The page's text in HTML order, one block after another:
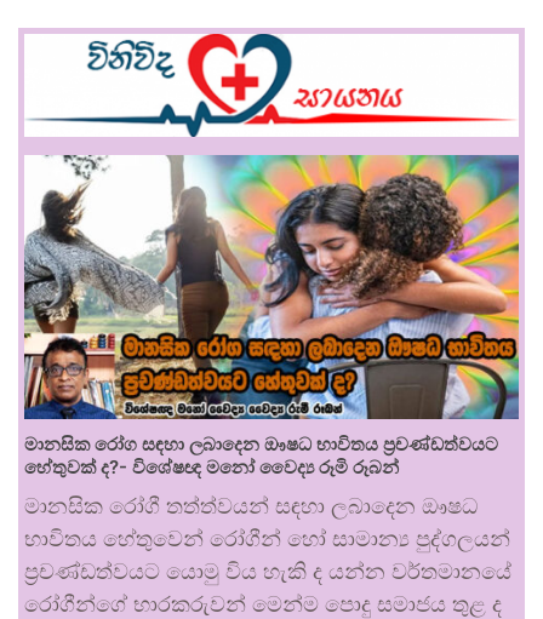
මානසික රෝග සඳහා ලබාදෙන ඖෂධ භාවිතය ප්‍රචණ්ඩත්වයට
හේතුවක් ද?- විශේෂඥ මනෝ වෛද්‍ය රූමි රූබන්
මානසික රෝගී තත්ත්වයන් සඳහා ලබාදෙන ඖෂධ
භාවිතය හේතුවෙන් රෝගීන් හෝ සාමාන්‍ය පුද්ගලයන්
ප්‍රචණ්ඩත්වයට යොමු විය හැකි ද යන්න වර්තමානයේ
රෝගීන්ගේ භාරකරුවන් මෙන්ම පොදු සමාජය තුළ ද